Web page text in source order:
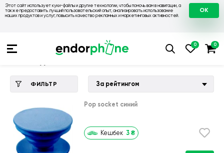
Этот сайт использует куки-файлы и другие технологии, чтобы помочь вам в навигации, а
также предоставить лучший пользовательский опыт, анализировать использование
наших продуктов и услуг, повысить качество рекламных и маркетинговых активностей.
OK
💙 Чехлы на Xiaomi 💛 Чехол для Xiaomi
ФИЛЬТР За рейтингом
Pop socket синий
Кешбек 3 ₴